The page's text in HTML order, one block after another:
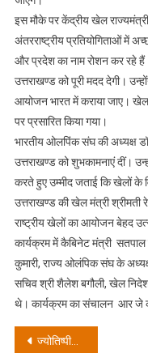
इस मौके पर केंद्रीय खेल
अंतरराष्ट्रीय प्रतियोगिताओं में
और प्रदेश का नाम रोशन कर रहे
उत्तराखण्ड को पूरी मदद देगी।
आयोजन भारत में कराया जाए। खेल
पर प्रसारित किया गया।
भारतीय ओलपिंक संघ की अध्यक्ष
उत्तराखण्ड को शुभकामनाएं दीं।
करते हुए उम्मीद जताई कि खेलों के
उत्तराखण्ड की खेल मंत्री श्रीमती
राष्ट्रीय खेलों का आयोजन बेहद
कार्यक्रम में कैबिनेट मंत्री सतपाल
कुमारी, राज्य ओलंपिक संघ के
सचिव श्री शैलेश बगौली, खेल
थे। कार्यक्रम का संचालन आर जे
Post
ज्योतिष्पीठाधीश्वर जगदागुरु शंकराचार्य अविमुक्तेश्वरानंदः सरस्वती ‘१००८’ जी महाराज ने चंडी घाट पर गंगा पूजन कर किया शीतकालीन चार धाम यात्रा का श्री गणेश